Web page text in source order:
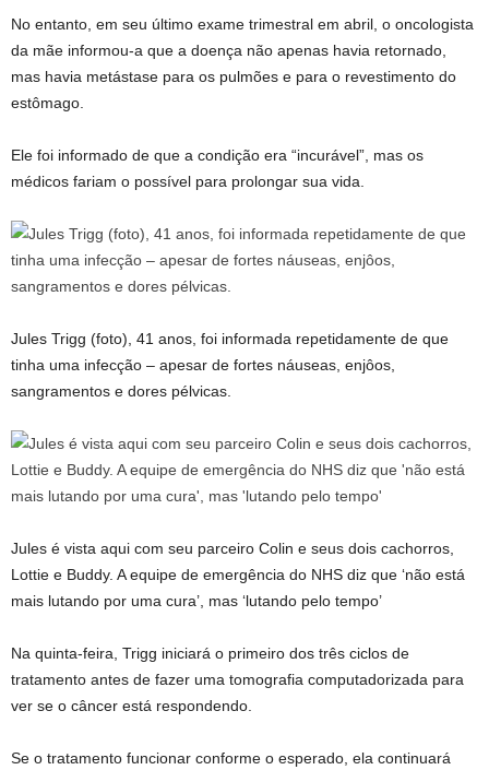
No entanto, em seu último exame trimestral em abril, o oncologista
da mãe informou-a que a doença não apenas havia retornado,
mas havia metástase para os pulmões e para o revestimento do
estômago.
Ele foi informado de que a condição era “incurável”, mas os
médicos fariam o possível para prolongar sua vida.
Jules Trigg (foto), 41 anos, foi informada repetidamente de que
tinha uma infecção – apesar de fortes náuseas, enjôos,
sangramentos e dores pélvicas.
Jules é vista aqui com seu parceiro Colin e seus dois cachorros,
Lottie e Buddy. A equipe de emergência do NHS diz que ‘não está
mais lutando por uma cura’, mas ‘lutando pelo tempo’
Na quinta-feira, Trigg iniciará o primeiro dos três ciclos de
tratamento antes de fazer uma tomografia computadorizada para
ver se o câncer está respondendo.
Se o tratamento funcionar conforme o esperado, ela continuará